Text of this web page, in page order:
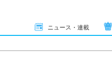
ニュース・連載